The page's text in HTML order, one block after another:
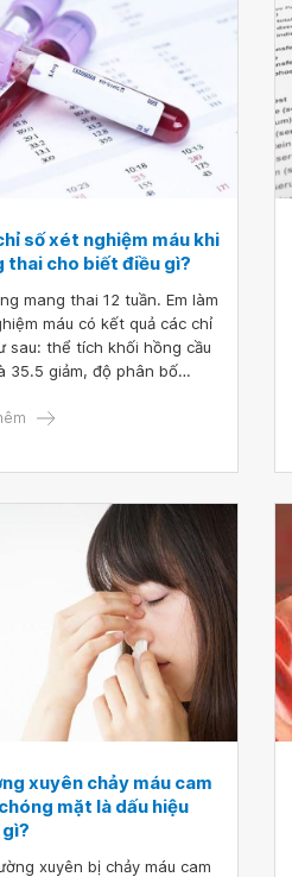
số xét nghiệm máu khi
thai cho biết điều gì?
mang thai 12 tuần. Em làm
máu có kết quả các chỉ
sau: thể tích khối hồng cầu
35.5 giảm, độ phân bố
WBC là 11.2 G/L tăng, số
điều gì ạ? Cảm ơn bác sĩ.
xuyên chảy máu cam
mặt là dấu hiệu
xuyên bị chảy máu cam